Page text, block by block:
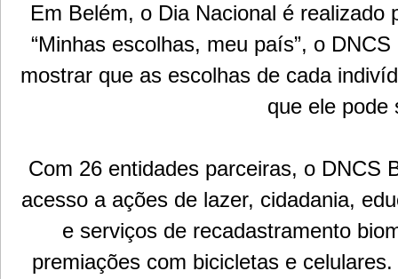
Em Belém, o Dia Nacional é
“Minhas escolhas, meu país”, o
mostrar que as escolhas de cada
que ele pode
Com 26 entidades parceiras, o DNCS
acesso a ações de lazer, cidadania,
e serviços de recadastramento
premiações com bicicletas e